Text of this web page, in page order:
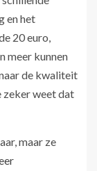
en het
20 euro,
meer kunnen
de kwaliteit
zeker weet dat
maar ze